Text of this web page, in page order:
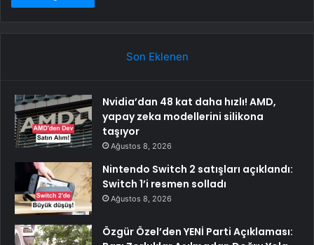
Son Eklenen
Nvidia’dan 48 kat daha hızlı! AMD,
yapay zeka modellerini silikona
taşıyor
Ağustos 8, 2026
Nintendo Switch 2 satışları açıklandı:
Switch 1’i resmen solladı
Ağustos 8, 2026
Özgür Özel’den YENİ Parti Açıklaması: